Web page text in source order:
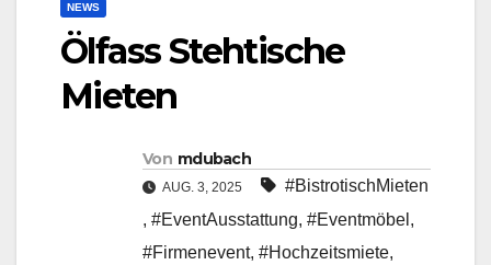
NEWS
Ölfass Stehtische
Mieten
Von mdubach
AUG. 3, 2025
#BistrotischMieten
, #EventAusstattung, #Eventmöbel ,
#Firmenevent, #Hochzeitsmiete,